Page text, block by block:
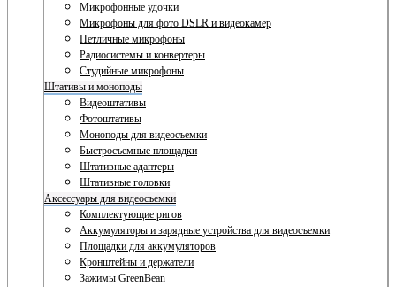
Микрофонные удочки
Микрофоны для фото DSLR и видеокамер
Петличные микрофоны
Радиосистемы и конвертеры
Студийные микрофоны
Штативы и моноподы
Видеоштативы
Фотоштативы
Моноподы для видеосъемки
Быстросъемные площадки
Штативные адаптеры
Штативные головки
Аксессуары для видеосъемки
Комплектующие ригов
Аккумуляторы и зарядные устройства для видеосъемки
Площадки для аккумуляторов
Кронштейны и держатели
Зажимы GreenBean